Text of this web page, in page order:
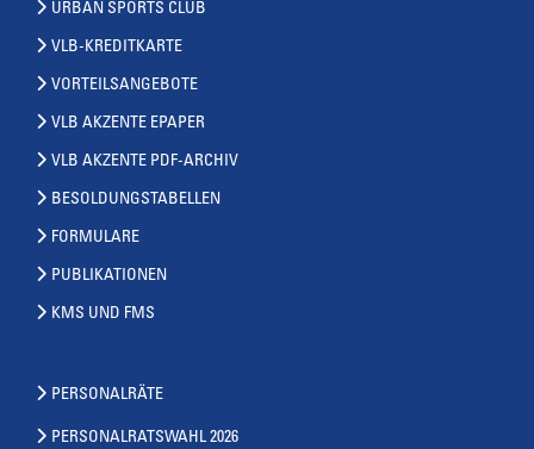
URBAN SPORTS CLUB
VLB-KREDITKARTE
VORTEILSANGEBOTE
VLB AKZENTE EPAPER
VLB AKZENTE PDF-ARCHIV
BESOLDUNGSTABELLEN
FORMULARE
PUBLIKATIONEN
KMS UND FMS
PERSONALRÄTE
PERSONALRATSWAHL 2026